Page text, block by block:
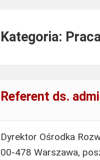
Kategoria:
Referent ds.
Dyrektor Ośrodka
00-478 Warszawa,